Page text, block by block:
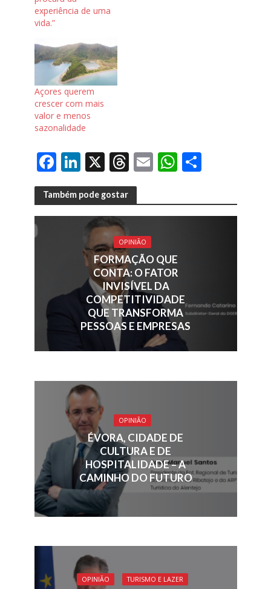
experiência de uma
vida.”
Açores querem
crescer com mais
valor e menos
sazonalidade
F
ac
e
b
Li
n
k
e
dI
n
X T
h
re
a
d
s
E
ai
l
W
at
s
p
p
S
ar
e
Também pode gostar
OPINIÃO
FORMAÇÃO QUE
CONTA: O FATOR
INVISÍVEL DA
COMPETITIVIDADE
QUE TRANSFORMA
PESSOAS E EMPRESAS
OPINIÃO
ÉVORA, CIDADE DE
CULTURA E DE
HOSPITALIDADE – A
CAMINHO DO FUTURO
OPINIÃO TURISMO E LAZER